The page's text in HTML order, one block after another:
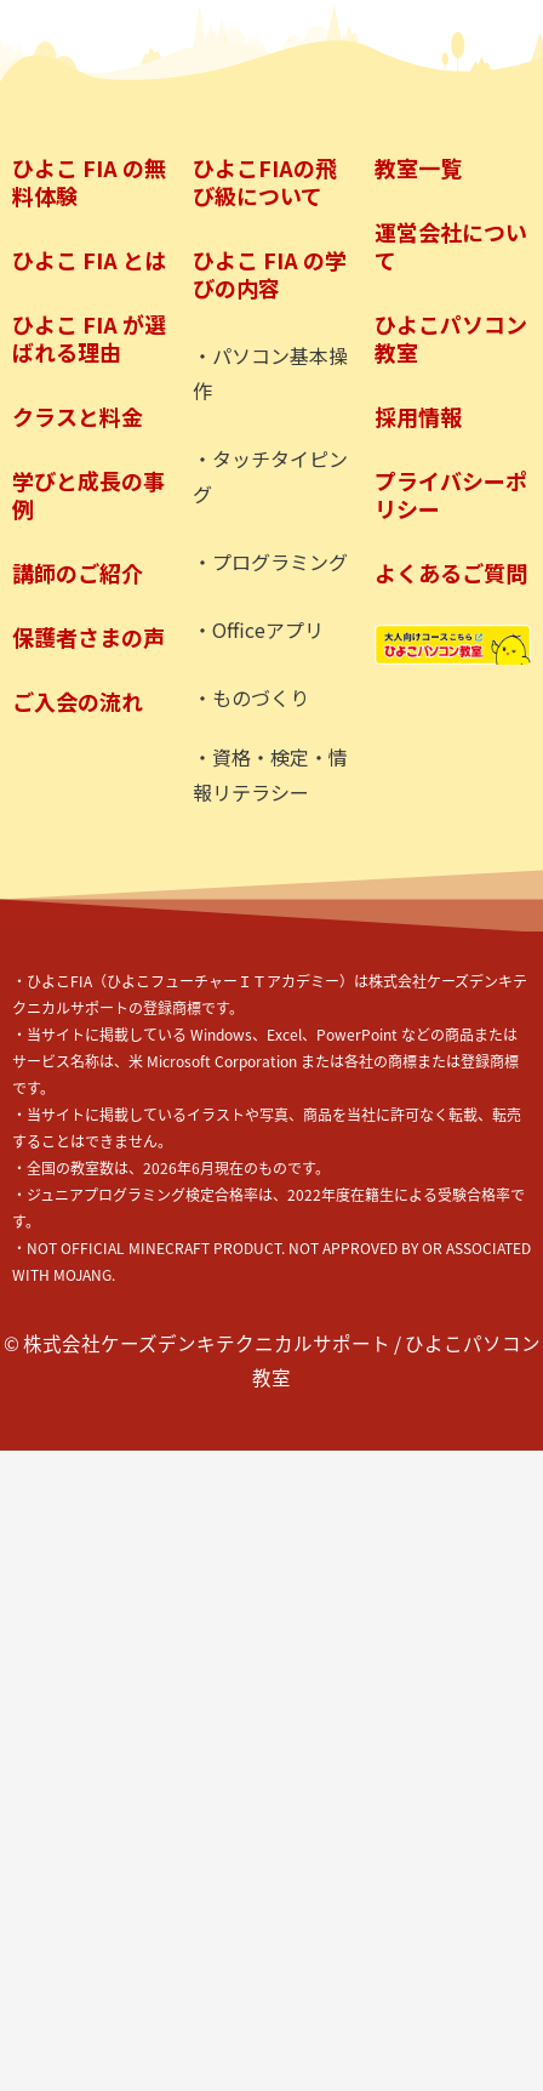
ひよこ FIA の無
料体験
ひよこ FIA とは
ひよこ FIA が選
ばれる理由
クラスと料金
学びと成長の事
例
講師のご紹介
保護者さまの声
ご入会の流れ
ひよこFIAの飛
び級について
ひよこ FIA の学
びの内容
・パソコン基本操
作
・タッチタイピン
グ
・プログラミング
・Officeアプリ
・ものづくり
・資格・検定・情
報リテラシー
教室一覧
運営会社につい
て
ひよこパソコン
教室
採用情報
プライバシーポ
リシー
よくあるご質問
・ひよこFIA （ひよこフューチャーＩＴアカデミー） は株式会社ケーズデンキテ
クニカルサポートの登録商標です。
・当サイトに掲載している Windows、Excel、PowerPoint などの商品または
サービス名称は、米 Microsoft Corporation または各社の商標または登録商標
です。
・当サイトに掲載しているイラストや写真、商品を当社に許可なく転載、転売
することはできません。
・全国の教室数は、2026年6月現在のものです。
・ジュニアプログラミング検定合格率は、2022年度在籍生による受験合格率で
す。
・NOT OFFICIAL MINECRAFT PRODUCT. NOT APPROVED BY OR ASSOCIATED
WITH MOJANG.
© 株式会社ケーズデンキテクニカルサポート / ひよこパソコン
教室